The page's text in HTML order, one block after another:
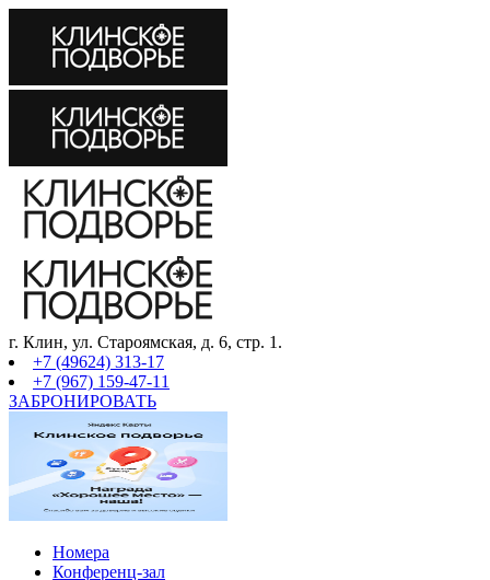
г. Клин, ул. Староямская, д. 6, стр. 1.
+7 (49624) 313-17
+7 (967) 159-47-11
ЗАБРОНИРОВАТЬ
Номера
Конференц-зал